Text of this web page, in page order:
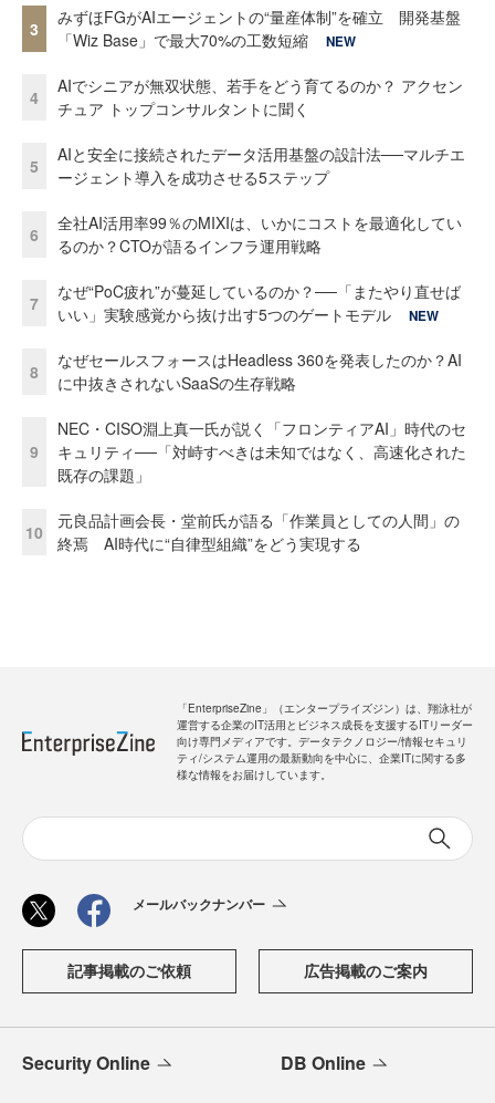
3
みずほFGがAIエージェントの“量産体制”を確立 開発基盤
「Wiz Base」で最大70%の工数短縮
NEW
4
AIでシニアが無双状態、若手をどう育てるのか？ アクセン
チュア トップコンサルタントに聞く
5
AIと安全に接続されたデータ活用基盤の設計法──マルチエ
ージェント導入を成功させる5ステップ
6
全社AI活用率99％のMIXIは、いかにコストを最適化してい
るのか？CTOが語るインフラ運用戦略
7
なぜ“PoC疲れ”が蔓延しているのか？──「またやり直せば
いい」実験感覚から抜け出す5つのゲートモデル
NEW
8
なぜセールスフォースはHeadless 360を発表したのか？AI
に中抜きされないSaaSの生存戦略
9
NEC・CISO淵上真一氏が説く「フロンティアAI」時代のセ
キュリティ──「対峙すべきは未知ではなく、高速化された
既存の課題」
10
元良品計画会長・堂前氏が語る「作業員としての人間」の
終焉 AI時代に“自律型組織”をどう実現する
「EnterpriseZine」（エンタープライズジン）は、翔泳社が
運営する企業のIT活用とビジネス成長を支援するITリーダー
向け専門メディアです。データテクノロジー/情報セキュリ
ティ/システム運用の最新動向を中心に、企業ITに関する多
様な情報をお届けしています。
メールバックナンバー
記事掲載のご依頼 広告掲載のご案内
Security Online DB Online